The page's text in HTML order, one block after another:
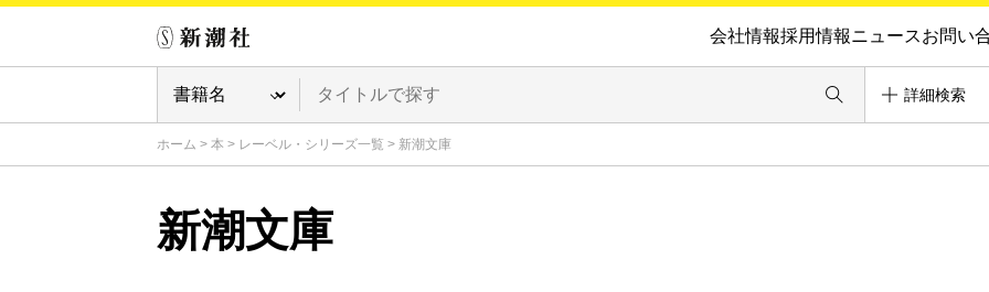
会社情報採用情報ニュースお問い
詳細検索
ホーム > 本 > レーベル・シリーズ一覧 > 新潮文庫
新潮文庫